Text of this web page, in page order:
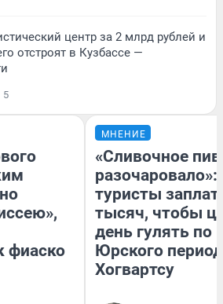
центр за 2 млрд рублей и
отстроят в Кузбассе —
5
фиаско
МНЕНИЕ
«Сливочное
разочаровало»:
туристы
тысяч, чтобы
день гулять по
Юрского
Хогвартсу